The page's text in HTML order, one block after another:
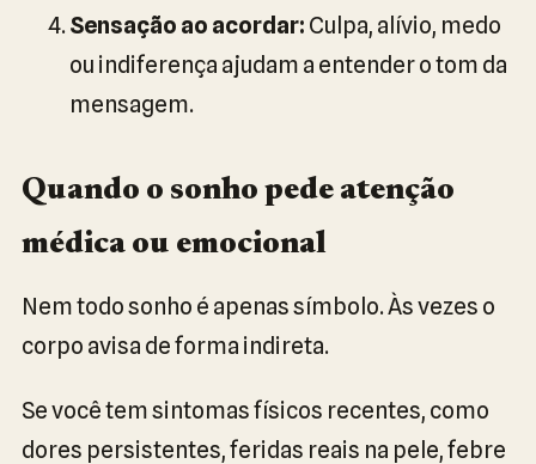
Sensação ao acordar: Culpa, alívio, medo
ou indiferença ajudam a entender o tom da
mensagem.
Quando o sonho pede atenção
médica ou emocional
Nem todo sonho é apenas símbolo. Às vezes o
corpo avisa de forma indireta.
Se você tem sintomas físicos recentes, como
dores persistentes, feridas reais na pele, febre